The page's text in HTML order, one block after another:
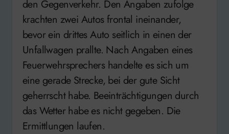
den Gegenverkehr. Den Angaben zufolge
krachten zwei Autos frontal ineinander,
bevor ein drittes Auto seitlich in einen der
Unfallwagen prallte. Nach Angaben eines
Feuerwehrsprechers handelte es sich um
eine gerade Strecke, bei der gute Sicht
geherrscht habe. Beeinträchtigungen durch
das Wetter habe es nicht gegeben. Die
Ermittlungen laufen.